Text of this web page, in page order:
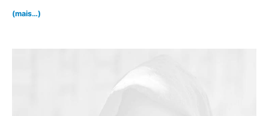
(mais…)